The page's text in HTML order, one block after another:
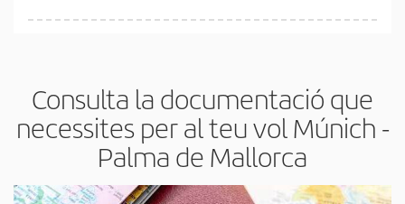
barats et sortiran. A més, si tens flexibilitat amb les dates i els
horaris del viatge, podràstriar el preu més barat.
Consulta la documentació que
necessites per al teu vol Múnich -
Palma de Mallorca